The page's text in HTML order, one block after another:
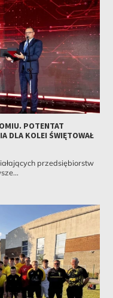
POTENTAT
DLA KOLEI ŚWIĘTOWAŁ
przedsiębiorstw